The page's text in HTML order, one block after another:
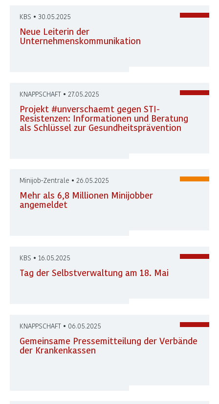
KBS • 30.05.2025
Neue Leiterin der
Unternehmenskommunikation
KNAPPSCHAFT • 27.05.2025
Projekt #unverschaemt gegen STI-
Resistenzen: Informationen und Beratung
als Schlüssel zur Gesundheitsprävention
Minijob-Zentrale • 26.05.2025
Mehr als 6,8 Millionen Minijobber
angemeldet
KBS • 16.05.2025
Tag der Selbstverwaltung am 18. Mai
KNAPPSCHAFT • 06.05.2025
Gemeinsame Pressemitteilung der Verbände
der Krankenkassen